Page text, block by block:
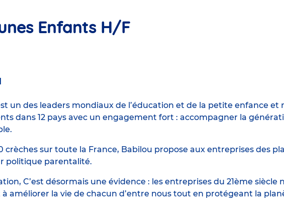
Enfants H/F
un des leaders mondiaux de l’éducation et de la petite enfance
dans 12 pays avec un engagement fort : accompagner la
crèches sur toute la France, Babilou propose aux entreprises des
politique parentalité.
C’est désormais une évidence : les entreprises du 21ème
améliorer la vie de chacun d’entre nous tout en protégeant la